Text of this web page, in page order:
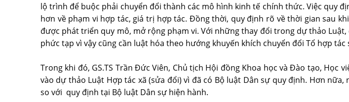
lộ trình để buộc phải chuyển đổi thành các mô hình kinh tế chính thức. Việc quy
hơn về phạm vi hợp tác, giá trị hợp tác. Đồng thời, quy định rõ về thời gian sau
được phát triển quy mô, mở rộng phạm vi. Với những thay đổi trong dự thảo
phức tạp vì vậy cũng cần luật hóa theo hướng khuyến khích chuyển đổi Tổ hợp
Trong khi đó, GS.TS Trần Đức Viên, Chủ tịch Hội đồng Khoa học và Đào tạo,
vào dự thảo Luật Hợp tác xã (sửa đổi) vì đã có Bộ luật Dân sự quy định. Hơn
so với quy định tại Bộ luật Dân sự hiện hành.